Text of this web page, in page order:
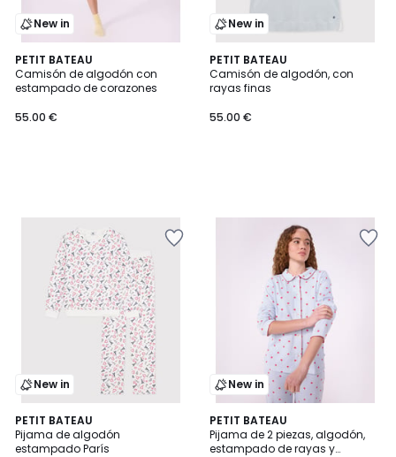
New in
PETIT BATEAU
Camisón de algodón con
estampado de corazones
55.00 €
New in
PETIT BATEAU
Camisón de algodón, con
rayas finas
55.00 €
New in
PETIT BATEAU
Pijama de algodón
estampado París
New in
PETIT BATEAU
Pijama de 2 piezas, algodón,
estampado de rayas y